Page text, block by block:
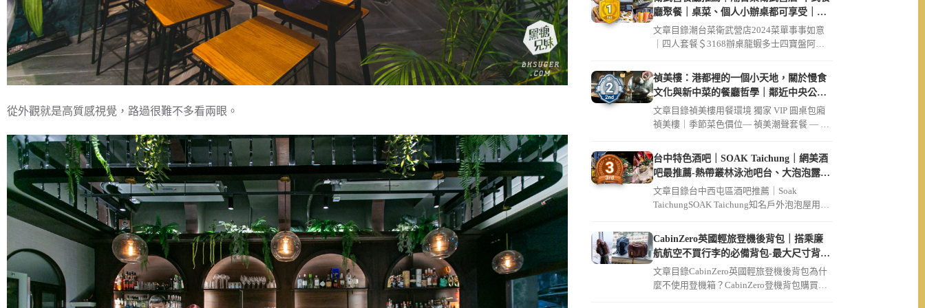
從外觀就是高質感視覺，路過很難不多看兩眼。
廳聚餐｜桌菜、個人小辦桌都可享受｜破
菜姐妹店
文章目錄潮台菜衛武營店2024菜單事事如意
｜四人套餐＄3168辦桌龍蝦多士四寶盤阿公
禎美樓：港都裡的一個小天地，關於慢食
文化與新中菜的餐廳哲學｜鄰近中央公
園、大同醫院
文章目錄禎美樓用餐環境 獨家 VIP 圓桌包廂
禎美樓｜季節菜色價位— 禎美潮聲套餐 — 迎
台中特色酒吧｜SOAK Taichung｜網美酒
吧最推薦-熱帶叢林泳池吧台、大泡泡露天
草皮座位區
文章目錄台中西屯區酒吧推薦｜Soak
TaichungSOAK Taichung知名戶外泡泡屋用餐
CabinZero英國輕旅登機後背包｜搭乘廉
航航空不買行李的必備背包-最大尺寸背包
36L軍用款、44L登機開箱｜可放筆電
文章目錄CabinZero英國輕旅登機後背包為什
麼不使用登機箱？CabinZero登機背包購買連